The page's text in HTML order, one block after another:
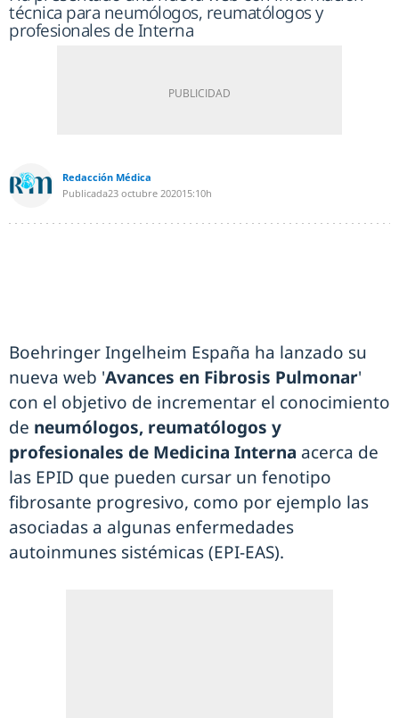
técnica para neumólogos, reumatólogos y
profesionales de Interna
Redacción Médica
Publicada23 octubre 202015:10h
Boehringer Ingelheim España ha lanzado su
nueva web 'Avances en Fibrosis Pulmonar'
con el objetivo de incrementar el conocimiento
de neumólogos, reumatólogos y
profesionales de Medicina Interna acerca de
las EPID que pueden cursar un fenotipo
fibrosante progresivo, como por ejemplo las
asociadas a algunas enfermedades
autoinmunes sistémicas (EPI-EAS).